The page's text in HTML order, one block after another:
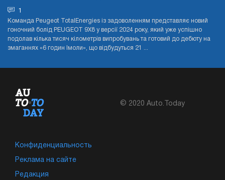
1
Команда Peugeot TotalEnergies із задоволенням представляє новий
гоночний болід PEUGEOT 9X8 у версії 2024 року, який уже успішно
подолав кілька тисяч кілометрів випробувань та готовий до дебюту на
змаганнях «6 годин Імоли», що відбудуться 21 ...
© 2020 Auto.Today
Конфиденциальность
Реклама на сайте
Редакция